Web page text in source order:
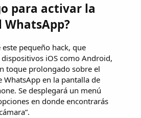
para activar la
WhatsApp?
este pequeño hack, que
iOS como Android,
toque prolongado sobre el
WhatsApp en la pantalla de
Se desplegará un menú
en donde encontrarás